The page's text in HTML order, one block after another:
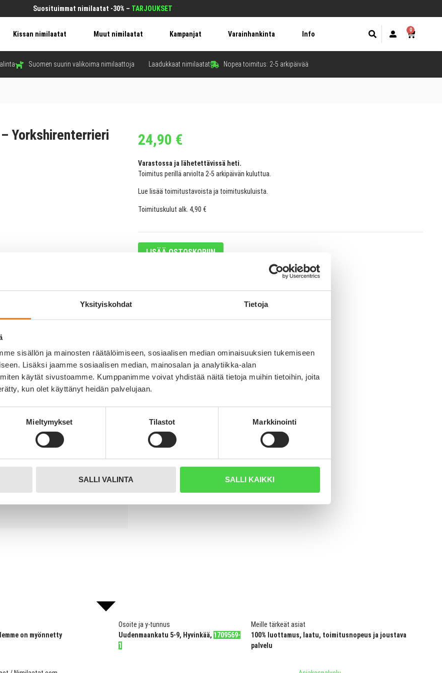
Yksityiskohdat Tietoja
sisällön ja mainosten räätälöimiseen, sosiaalisen median ominaisuuksien tukemiseen
Lisäksi jaamme sosiaalisen median, mainosalan ja analytiikka-alan
käytät sivustoamme. Kumppanimme voivat yhdistää näitä tietoja muihin tietoihin, joita
kun olet käyttänyt heidän palvelujaan.
Mieltymykset Tilastot Markkinointi
SALLI VALINTA SALLI KAIKKI
Suosituimmat nimilaatat -30% – TARJOUKSET
Kissan nimilaatat Muut nimilaatat Kampanjat Varainhankinta Info
0
Suomen suurin valikoima nimilaattoja Laadukkaat nimilaatat Nopea toimitus: 2-5 arkipäivää
Yorkshirenterrieri 24,90 €
Varastossa ja lähetettävissä heti.
Toimitus perillä arviolta 2-5 arkipäivän kuluttua.
Lue lisää toimitustavoista ja toimituskuluista.
Toimituskulut alk. 4,90 €
LISÄÄ OSTOSKORIIN
Tuotekuvaus
on myönnetty
Osoite ja y-tunnus
Uudenmaankatu 5-9, Hyvinkää, 1709569-
1
Meille tärkeät asiat
100% luottamus, laatu, toimitusnopeus ja joustava
palvelu